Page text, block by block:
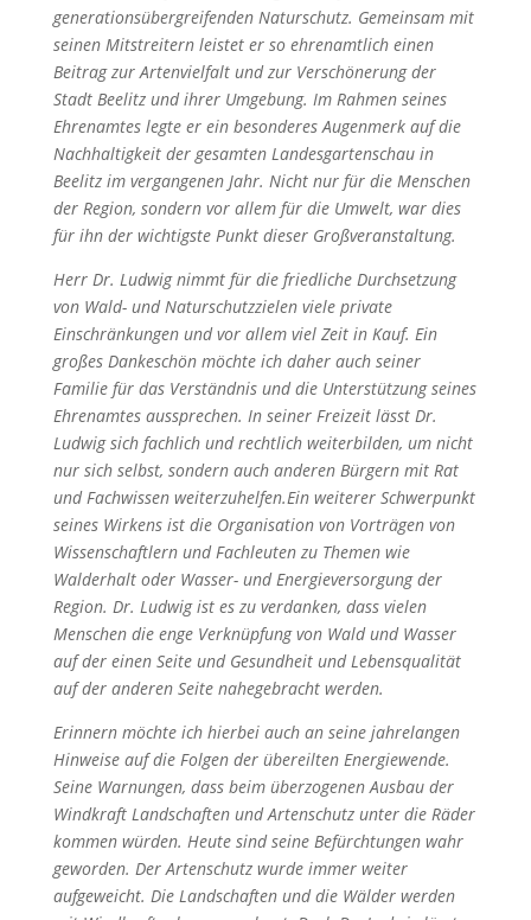
generationsübergreifenden Naturschutz. Gemeinsam mit
seinen Mitstreitern leistet er so ehrenamtlich einen
Beitrag zur Artenvielfalt und zur Verschönerung der
Stadt Beelitz und ihrer Umgebung. Im Rahmen seines
Ehrenamtes legte er ein besonderes Augenmerk auf die
Nachhaltigkeit der gesamten Landesgartenschau in
Beelitz im vergangenen Jahr. Nicht nur für die Menschen
der Region, sondern vor allem für die Umwelt, war dies
für ihn der wichtigste Punkt dieser Großveranstaltung.
Herr Dr. Ludwig nimmt für die friedliche Durchsetzung
von Wald- und Naturschutzzielen viele private
Einschränkungen und vor allem viel Zeit in Kauf. Ein
großes Dankeschön möchte ich daher auch seiner
Familie für das Verständnis und die Unterstützung seines
Ehrenamtes aussprechen. In seiner Freizeit lässt Dr.
Ludwig sich fachlich und rechtlich weiterbilden, um nicht
nur sich selbst, sondern auch anderen Bürgern mit Rat
und Fachwissen weiterzuhelfen.Ein weiterer Schwerpunkt
seines Wirkens ist die Organisation von Vorträgen von
Wissenschaftlern und Fachleuten zu Themen wie
Walderhalt oder Wasser- und Energieversorgung der
Region. Dr. Ludwig ist es zu verdanken, dass vielen
Menschen die enge Verknüpfung von Wald und Wasser
auf der einen Seite und Gesundheit und Lebensqualität
auf der anderen Seite nahegebracht werden.
Erinnern möchte ich hierbei auch an seine jahrelangen
Hinweise auf die Folgen der übereilten Energiewende.
Seine Warnungen, dass beim überzogenen Ausbau der
Windkraft Landschaften und Artenschutz unter die Räder
kommen würden. Heute sind seine Befürchtungen wahr
geworden. Der Artenschutz wurde immer weiter
aufgeweicht. Die Landschaften und die Wälder werden